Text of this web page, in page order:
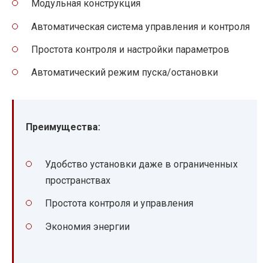
Модульная конструкция
Автоматическая система управления и контроля
Простота контроля и настройки параметров
Автоматический режим пуска/остановки
Преимущества:
Удобство установки даже в ограниченных
пространствах
Простота контроля и управления
Экономия энергии